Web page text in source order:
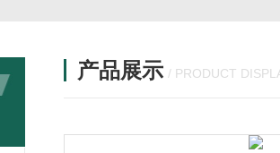
产品展示 / PRODUCT